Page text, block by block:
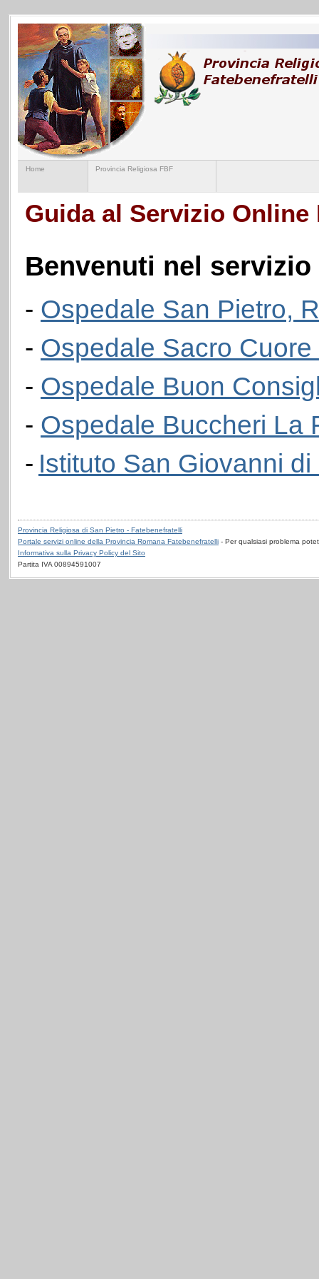
Home Provincia Religiosa FBF
Guida al Servizio Online
Benvenuti nel
- Ospedale San Pietro,
- Ospedale Sacro
- Ospedale Buon
- Ospedale Buccheri La
- Istituto San Giovanni
Provincia Religiosa di San Pietro - Fatebenefratelli
Portale servizi online della Provincia Romana Fatebenefratelli - Per qualsiasi problema
Informativa sulla Privacy Policy del Sito
Partita IVA 00894591007